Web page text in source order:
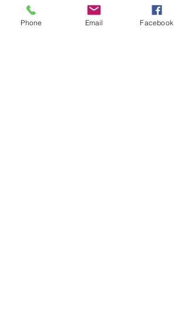
Жизненные принципы, которые
помогают Вам достигать
Phone Email Facebook